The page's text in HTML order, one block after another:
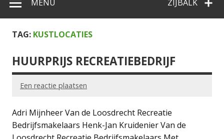
ZIJBALK
MENU
TAG: KUSTLOCATIES
HUURPRIJS RECREATIEBEDRIJF
Een reactie plaatsen
Adri Mijnheer Van de Loosdrecht Recreatie
Bedrijfsmakelaars Henk-Jan Kruidenier Van de